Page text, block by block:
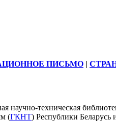
ПИСЬМО |
научно-техническая
(ГКНТ) Республики Беларусь